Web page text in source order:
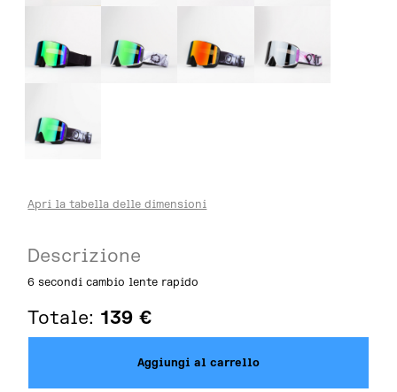
Apri la tabella delle dimensioni
Descrizione
6 secondi cambio lente rapido
Totale: 139 €
Aggiungi al carrello